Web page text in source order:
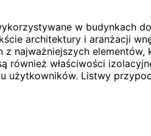
w budynkach
architektury i aranżacji
najważniejszych
również właściwości
Listwy